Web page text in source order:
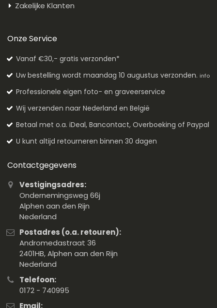
Zakelijke Klanten
Onze Service
Vanaf €30,- gratis verzonden*
Uw bestelling wordt maandag 10 augustus verzonden. info
Professionele eigen foto- en graveerservice
Wij verzenden naar Nederland en België
Betaal met o.a. iDeal, Bancontact, Overboeking of Paypal
U kunt altijd retourneren binnen 30 dagen
Contactgegevens
Vestigingsadres:
Ondernemingsweg 66j
Alphen aan den Rijn
Nederland
Postadres (o.a. retouren):
Andromedastraat 36
2401HB, Alphen aan den Rijn
Nederland
Telefoon:
0172 - 740995
Email: